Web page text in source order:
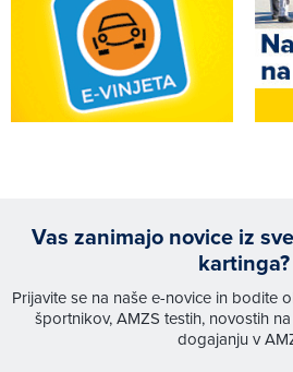
Vas zanimajo novice iz
kartinga?
Prijavite se na naše e-novice in bodite
športnikov, AMZS testih, novostih
dogajanju v